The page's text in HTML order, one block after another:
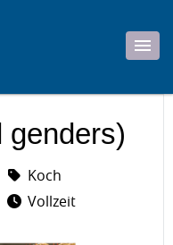
genders)
Koch
Vollzeit